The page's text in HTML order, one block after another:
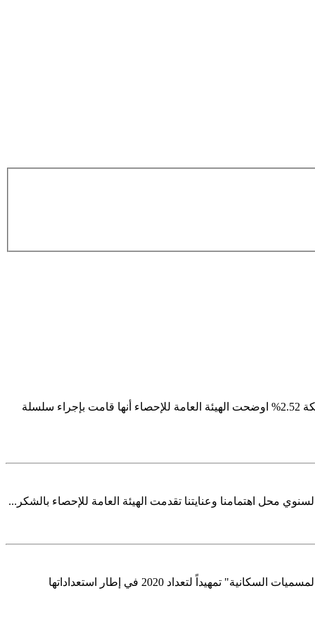
Image Alt Text Image Alt Text وفقا لمسح الخصائص السكانية يوليو 2017 الهيئة العامة للإحصاء : متوسط معدل النمو السنوي للسكان بالمملكة 2.52% اوضحت الهيئة العامة للإحصاء أنها قامت بإجراء سلسلة
Image Alt Text Image Alt Text شملت منطقة عسير والباحة وجازان و نجران الهيئة العامة للإحصاء تبدأ في المرحلة الثانية من "تحديث دليل المسميات السكانية" تمهيداً لتعداد 2020 في إطار استعداداتها